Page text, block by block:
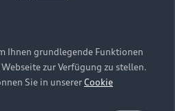
Hinweisgebersystem
Cookie-Einstellungen
Ihnen grundlegende Funktionen
zur Verfügung zu stellen.
Sie in unsererCookie